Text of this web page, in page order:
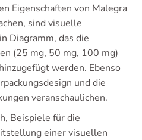
Eigenschaften von Malegra
sind visuelle
Diagramm, das die
(25 mg, 50 mg, 100 mg)
werden. Ebenso
und die
veranschaulichen.
Beispiele für die
einer visuellen